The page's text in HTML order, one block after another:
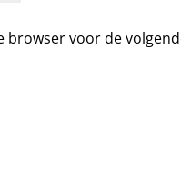
browser voor de